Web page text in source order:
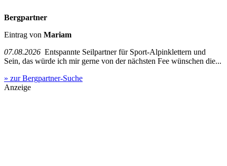
Bergpartner
Eintrag von Mariam
07.08.2026 Entspannte Seilpartner für Sport-Alpinklettern und
Sein, das würde ich mir gerne von der nächsten Fee wünschen die...
» zur Bergpartner-Suche
Anzeige